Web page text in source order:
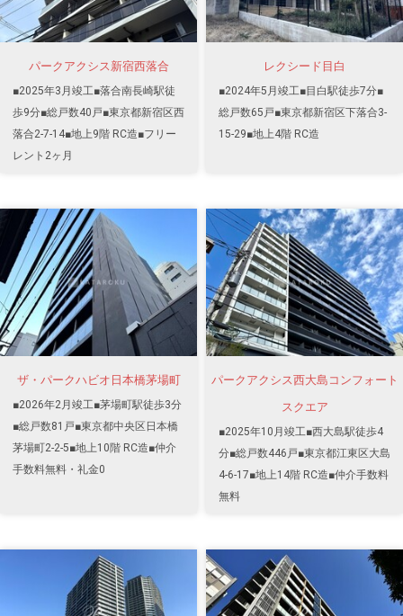
パークアクシス新宿西落合
■2025年3月竣工■落合南長崎駅徒
歩9分■総戸数40戸■東京都新宿区西
落合2-7-14■地上9階 RC造■フリー
レント2ヶ月
レクシード目白
■2024年5月竣工■目白駅徒歩7分■
総戸数65戸■東京都新宿区下落合3-
15-29■地上4階 RC造
ザ・パークハビオ日本橋茅場町
■2026年2月竣工■茅場町駅徒歩3分
■総戸数81戸■東京都中央区日本橋
茅場町2-2-5■地上10階 RC造■仲介
手数料無料・礼金0
パークアクシス西大島コンフォート
スクエア
■2025年10月竣工■西大島駅徒歩4
分■総戸数446戸■東京都江東区大島
4-6-17■地上14階 RC造■仲介手数料
無料